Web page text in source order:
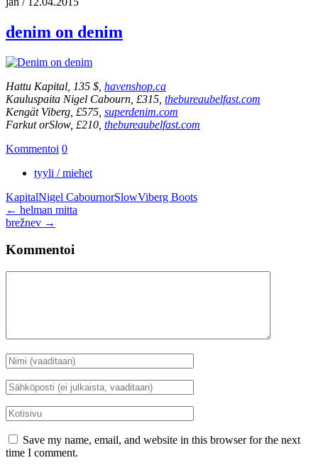
denim on denim
Hattu Kapital, 135 $, havenshop.ca
Kauluspaita Nigel Cabourn, £315, thebureaubelfast.com
Kengät Viberg, £575, superdenim.com
Farkut orSlow, £210, thebureaubelfast.com
Kommentoi 0
tyyli / miehet
KapitalNigel CabournorSlowViberg Boots
Artikkelien
selaus
← helman mitta
brežnev →
Kommentoi
Nimi
*
Sähköposti
*
Kotisivu
Save my name, email, and website in this browser for the next
time I comment.